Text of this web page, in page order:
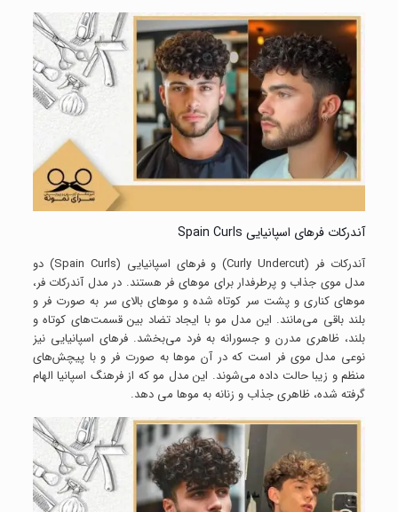
آندرکات فرهای اسپانیایی Spain Curls
آندرکات فر (Curly Undercut) و فرهای اسپانیایی (Spain Curls) دو
مدل موی جذاب و پرطرفدار برای موهای فر هستند. در مدل آندرکات فر،
موهای کناری و پشت سر کوتاه شده و موهای بالای سر به صورت فر و
بلند باقی می‌مانند. این مدل مو با ایجاد تضاد بین قسمت‌های کوتاه و
بلند، ظاهری مدرن و جسورانه به فرد می‌بخشد. فرهای اسپانیایی نیز
نوعی مدل موی فر است که در آن موها به صورت فر و با پیچش‌های
منظم و زیبا حالت داده می‌شوند. این مدل مو که از فرهنگ اسپانیا الهام
گرفته شده، ظاهری جذاب و زنانه به موها می‌ دهد.